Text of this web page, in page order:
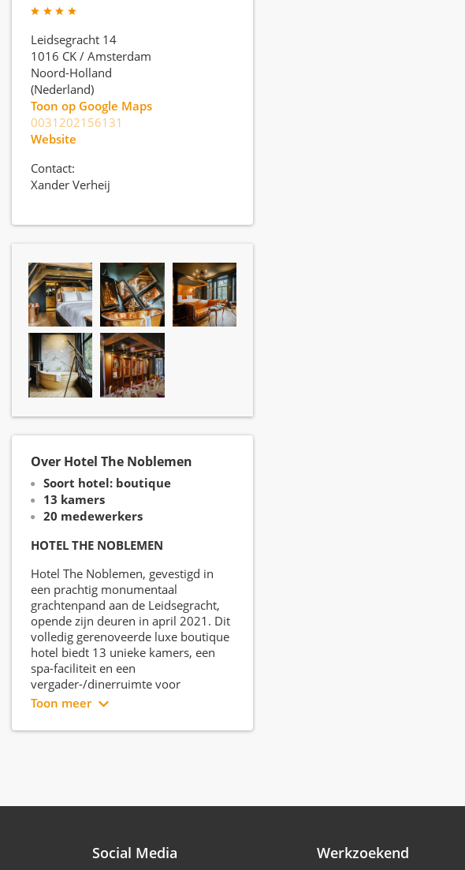
Leidsegracht 14
1016 CK / Amsterdam
Noord-Holland
(Nederland)
Toon op Google Maps
0031202156131
Website
Contact:
Xander Verheij
Over Hotel The Noblemen
Soort hotel: boutique
13 kamers
20 medewerkers
HOTEL THE NOBLEMEN
Hotel The Noblemen, gevestigd in
een prachtig monumentaal
grachtenpand aan de Leidsegracht,
opende zijn deuren in april 2021. Dit
volledig gerenoveerde luxe boutique
hotel biedt 13 unieke kamers, een
spa-faciliteit en een
vergader-/dinerruimte voor
maximaal 30 gasten.
Nederlandse 17e eeuw, zoals
zijn luxueuze inrichting en
Toon meer
Social Media Werkzoekend